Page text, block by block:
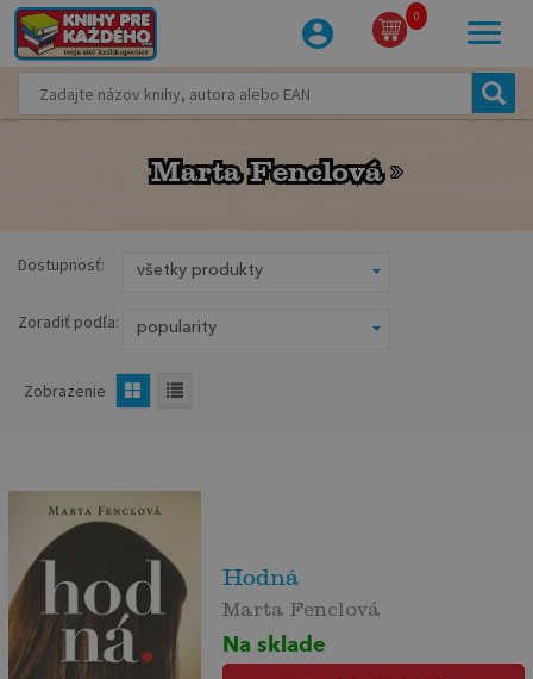
0
Marta Fenclová
Marta Fenclová
Dostupnosť:
Zoradiť podľa:
Zobrazenie
Hodná
Marta Fenclová
Na sklade